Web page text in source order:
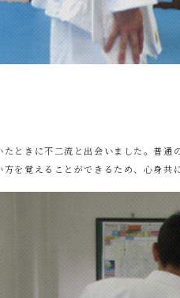
ときに不二流と出会いました。普
を覚えることができるため、心身共